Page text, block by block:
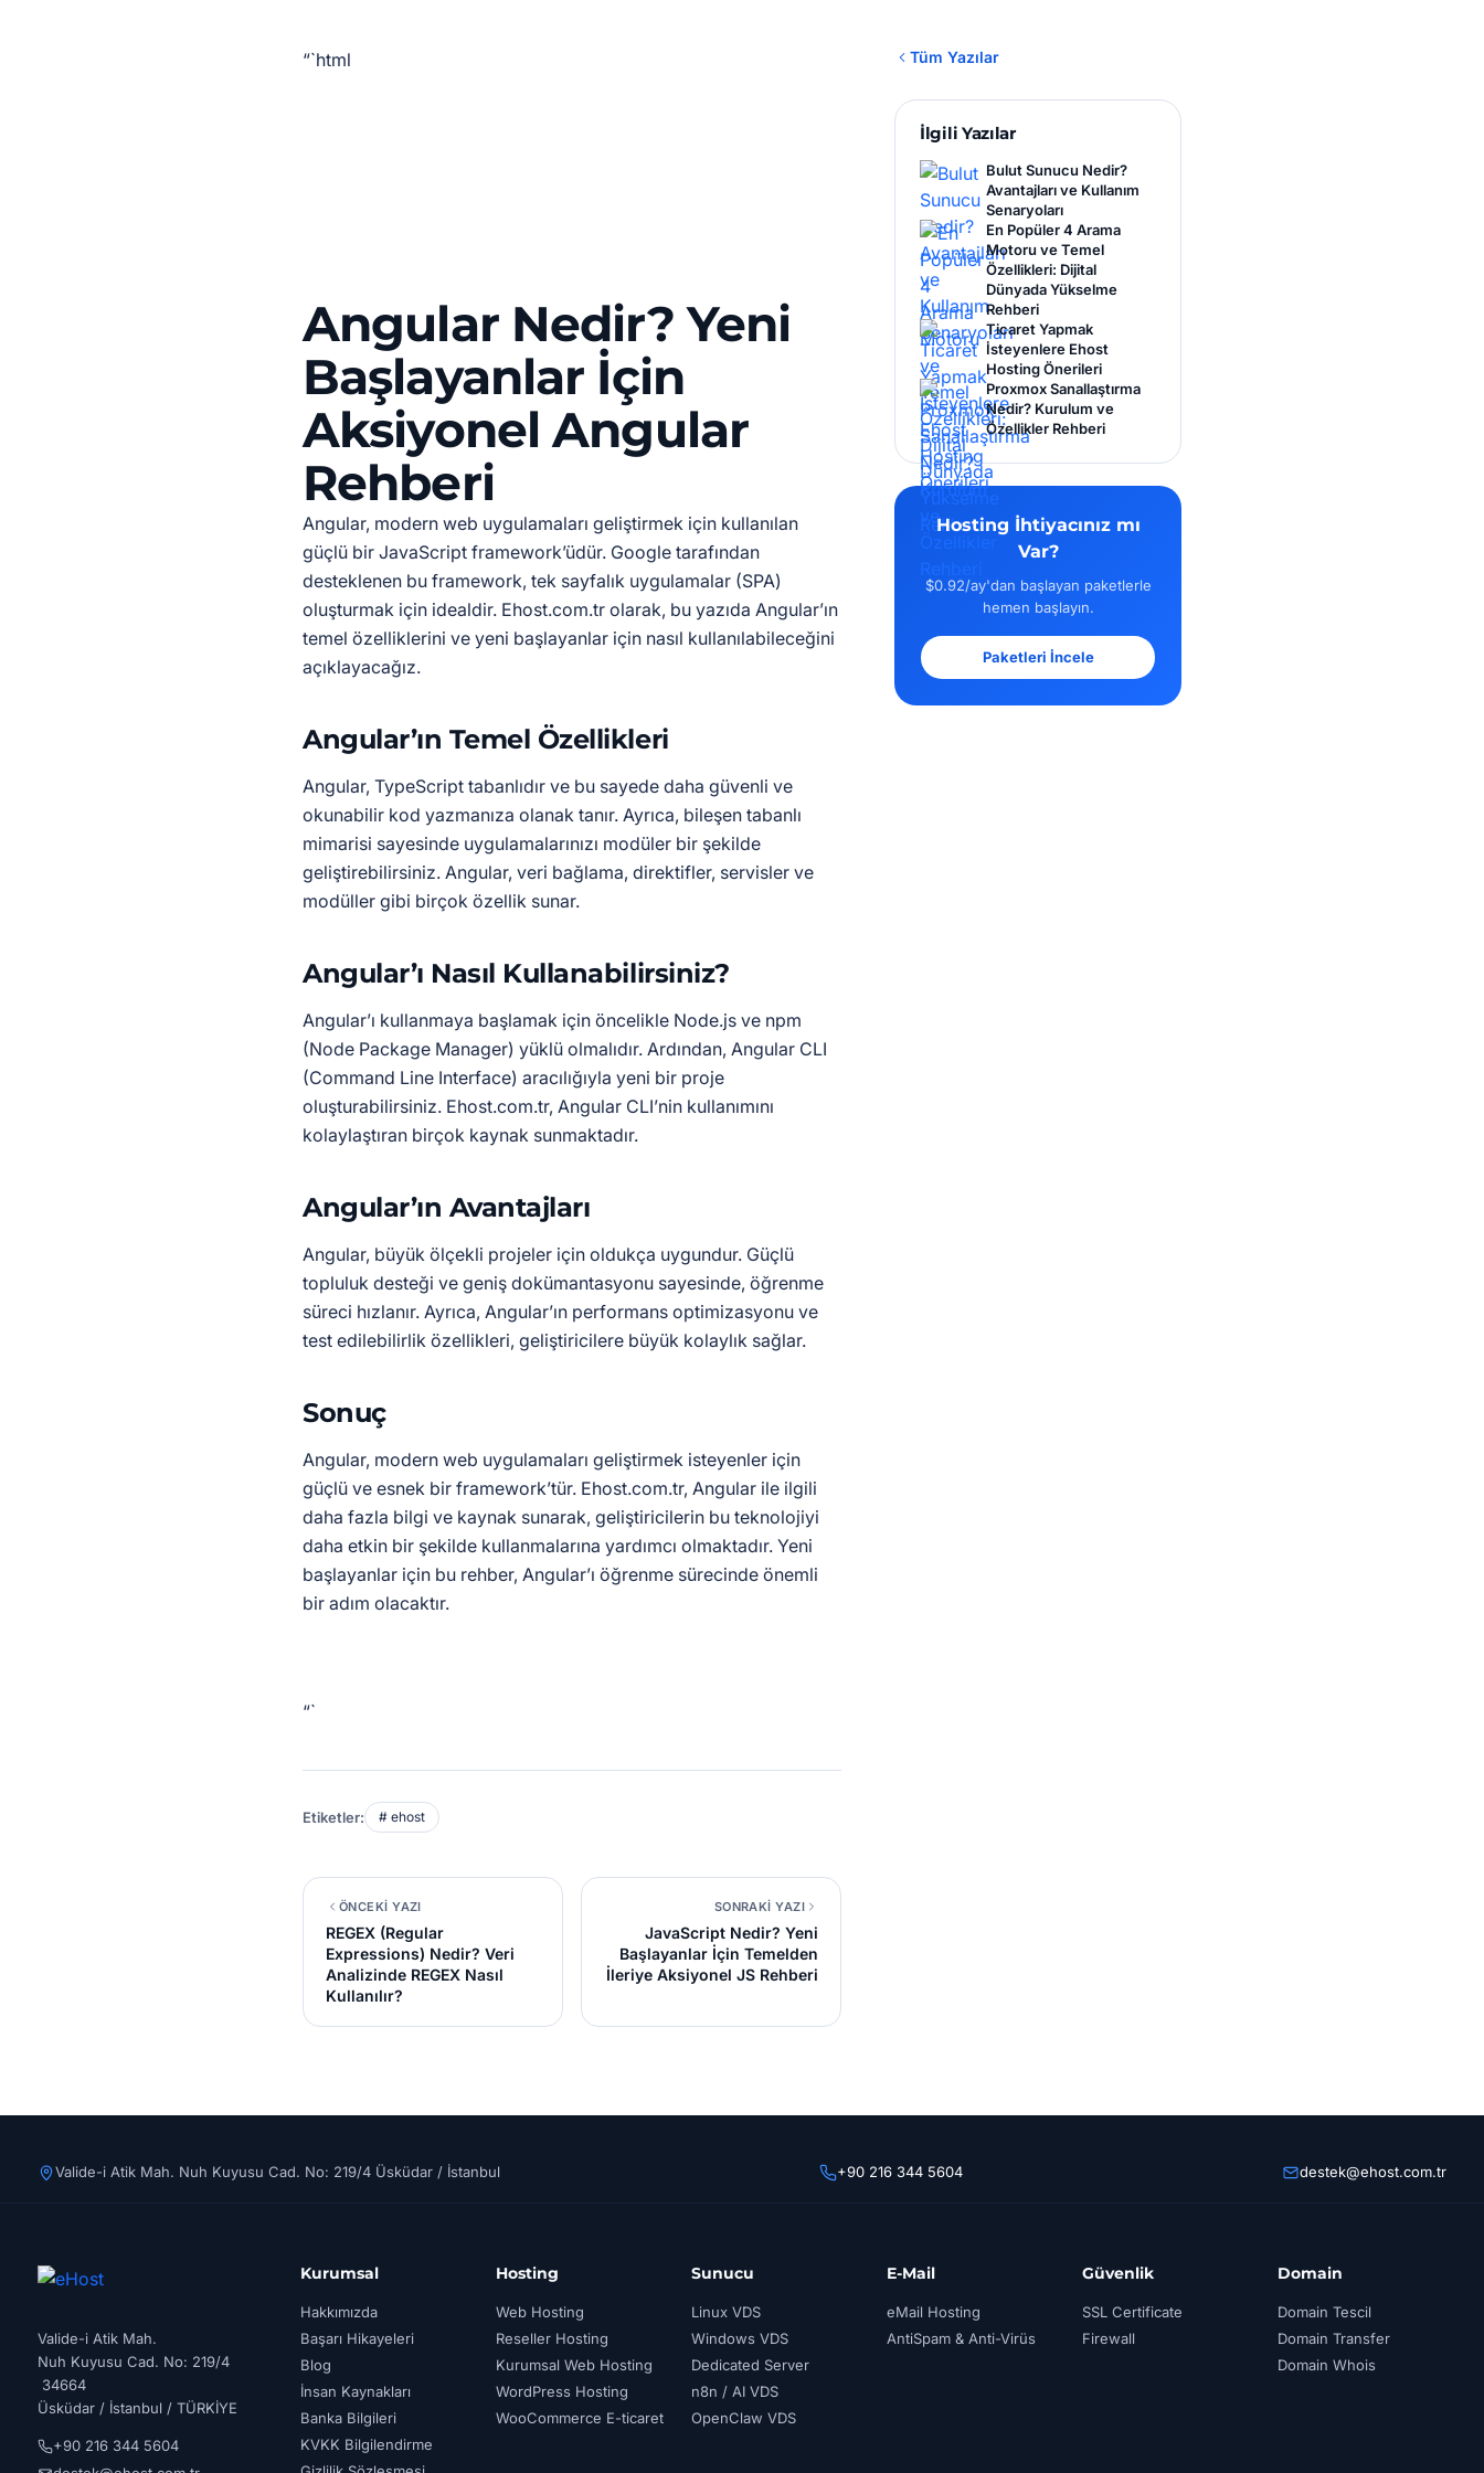
“`html
Angular Nedir? Yeni
Başlayanlar İçin
Aksiyonel Angular
Rehberi
Angular, modern web uygulamaları geliştirmek için kullanılan
güçlü bir JavaScript framework’üdür. Google tarafından
desteklenen bu framework, tek sayfalık uygulamalar (SPA)
oluşturmak için idealdir. Ehost.com.tr olarak, bu yazıda Angular’ın
temel özelliklerini ve yeni başlayanlar için nasıl kullanılabileceğini
açıklayacağız.
Angular’ın Temel Özellikleri
Angular, TypeScript tabanlıdır ve bu sayede daha güvenli ve
okunabilir kod yazmanıza olanak tanır. Ayrıca, bileşen tabanlı
mimarisi sayesinde uygulamalarınızı modüler bir şekilde
geliştirebilirsiniz. Angular, veri bağlama, direktifler, servisler ve
modüller gibi birçok özellik sunar.
Angular’ı Nasıl Kullanabilirsiniz?
Angular’ı kullanmaya başlamak için öncelikle Node.js ve npm
(Node Package Manager) yüklü olmalıdır. Ardından, Angular CLI
(Command Line Interface) aracılığıyla yeni bir proje
oluşturabilirsiniz. Ehost.com.tr, Angular CLI’nin kullanımını
kolaylaştıran birçok kaynak sunmaktadır.
Angular’ın Avantajları
Angular, büyük ölçekli projeler için oldukça uygundur. Güçlü
topluluk desteği ve geniş dokümantasyonu sayesinde, öğrenme
süreci hızlanır. Ayrıca, Angular’ın performans optimizasyonu ve
test edilebilirlik özellikleri, geliştiricilere büyük kolaylık sağlar.
Sonuç
Angular, modern web uygulamaları geliştirmek isteyenler için
güçlü ve esnek bir framework’tür. Ehost.com.tr, Angular ile ilgili
daha fazla bilgi ve kaynak sunarak, geliştiricilerin bu teknolojiyi
daha etkin bir şekilde kullanmalarına yardımcı olmaktadır. Yeni
başlayanlar için bu rehber, Angular’ı öğrenme sürecinde önemli
bir adım olacaktır.
“`
Etiketler: # ehost
ÖNCEKİ YAZI
REGEX (Regular
Expressions) Nedir? Veri
Analizinde REGEX Nasıl
Kullanılır?
SONRAKİ YAZI
JavaScript Nedir? Yeni
Başlayanlar İçin Temelden
İleriye Aksiyonel JS Rehberi
Tüm Yazılar
İlgili Yazılar
Bulut Sunucu Nedir?
Avantajları ve Kullanım
Senaryoları
En Popüler 4 Arama
Motoru ve Temel
Özellikleri: Dijital
Dünyada Yükselme
Rehberi
Ticaret Yapmak
İsteyenlere Ehost
Hosting Önerileri
Proxmox Sanallaştırma
Nedir? Kurulum ve
Özellikler Rehberi
Hosting İhtiyacınız mı
Var?
$0.92/ay'dan başlayan paketlerle
hemen başlayın.
Paketleri İncele
Valide-i Atik Mah. Nuh Kuyusu Cad. No: 219/4 Üsküdar / İstanbul +90 216 344 5604 destek@ehost.com.tr
Valide-i Atik Mah.
Nuh Kuyusu Cad. No: 219/4
34664
Üsküdar / İstanbul / TÜRKİYE
+90 216 344 5604
Kurumsal
Hakkımızda
Başarı Hikayeleri
Blog
İnsan Kaynakları
Banka Bilgileri
KVKK Bilgilendirme
Hosting
Web Hosting
Reseller Hosting
Kurumsal Web Hosting
WordPress Hosting
WooCommerce E-ticaret
Sunucu
Linux VDS
Windows VDS
Dedicated Server
n8n / AI VDS
OpenClaw VDS
E-Mail
eMail Hosting
AntiSpam & Anti-Virüs
Güvenlik
SSL Certificate
Firewall
Domain
Domain Tescil
Domain Transfer
Domain Whois